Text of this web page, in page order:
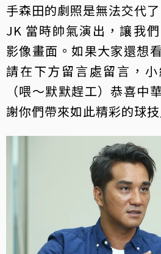
手森田的劇照是無法交代
JK 當時帥氣演出，讓我
影像畫面。如果大家還想
請在下方留言處留言，
（喂～默默趕工）恭喜中
謝你們帶來如此精彩的球技